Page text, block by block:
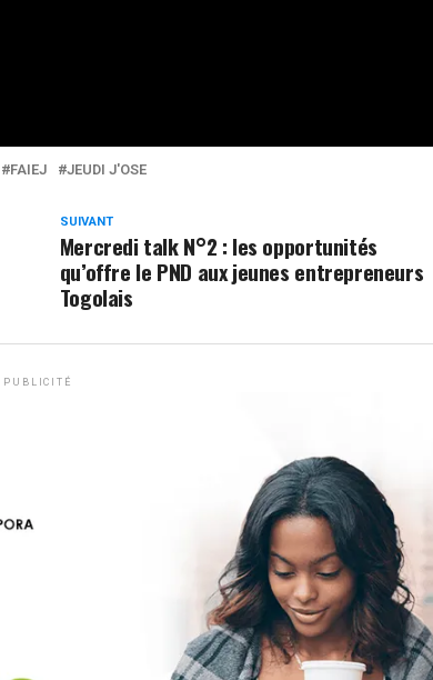
FAIEJ JEUDI J'OSE
SUIVANT
Mercredi talk N°2 : les opportunités
qu’offre le PND aux jeunes entrepreneurs
Togolais
PUBLICITÉ